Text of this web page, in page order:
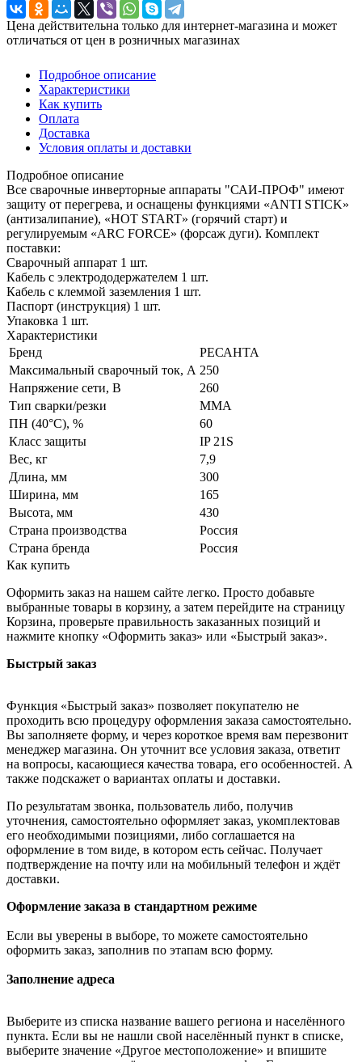
Цена действительна только для интернет-магазина и может
отличаться от цен в розничных магазинах
Подробное описание
Характеристики
Как купить
Оплата
Доставка
Условия оплаты и доставки
Подробное описание
Все сварочные инверторные аппараты "САИ-ПРОФ" имеют
защиту от перегрева, и оснащены функциями «ANTI STICK»
(антизалипание), «HOT START» (горячий старт) и
регулируемым «ARC FORCE» (форсаж дуги). Комплект
поставки:
Сварочный аппарат 1 шт.
Кабель с электрододержателем 1 шт.
Кабель с клеммой заземления 1 шт.
Паспорт (инструкция) 1 шт.
Упаковка 1 шт.
Характеристики
Бренд
РЕСАНТА
Максимальный сварочный ток, А 250
Напряжение сети, В
260
Тип сварки/резки
MMA
ПН (40°C), %
60
Класс защиты
IP 21S
Вес, кг
7,9
Длина, мм
300
Ширина, мм
165
Высота, мм
430
Страна производства
Россия
Страна бренда
Россия
Как купить
Оформить заказ на нашем сайте легко. Просто добавьте
выбранные товары в корзину, а затем перейдите на страницу
Корзина, проверьте правильность заказанных позиций и
нажмите кнопку «Оформить заказ» или «Быстрый заказ».
Быстрый заказ
Функция «Быстрый заказ» позволяет покупателю не
проходить всю процедуру оформления заказа самостоятельно.
Вы заполняете форму, и через короткое время вам перезвонит
менеджер магазина. Он уточнит все условия заказа, ответит
на вопросы, касающиеся качества товара, его особенностей. А
также подскажет о вариантах оплаты и доставки.
По результатам звонка, пользователь либо, получив
уточнения, самостоятельно оформляет заказ, укомплектовав
его необходимыми позициями, либо соглашается на
оформление в том виде, в котором есть сейчас. Получает
подтверждение на почту или на мобильный телефон и ждёт
доставки.
Оформление заказа в стандартном режиме
Если вы уверены в выборе, то можете самостоятельно
оформить заказ, заполнив по этапам всю форму.
Заполнение адреса
Выберите из списка название вашего региона и населённого
пункта. Если вы не нашли свой населённый пункт в списке,
выберите значение «Другое местоположение» и впишите